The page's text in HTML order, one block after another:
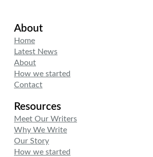
About
Home
Latest News
About
How we started
Contact
Resources
Meet Our Writers
Why We Write
Our Story
How we started